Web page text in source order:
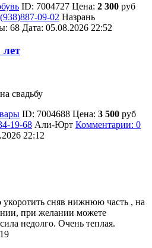
ID: 7004727 Цена: 2 300 руб
09-02 Назрань
68 Дата: 05.08.2026 22:52
свадьбу
ID: 7004688 Цена: 3 500 руб
19-68 Али-Юрт Комментарии: 0
22:12
сняв нижнюю часть , на
при желании можете
недолго. Очень теплая.